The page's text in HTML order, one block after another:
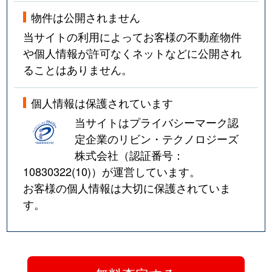
物件は公開されません
当サイトの利用によってお客様の不動産物件
や個人情報が許可なくネットなどに公開され
ることはありません。
個人情報は保護されています
当サイトはプライバシーマーク認
定企業のリビン・テクノロジーズ
株式会社（認証番号：
10830322(10)）が運営しています。
お客様の個人情報は大切に保護されていま
す。